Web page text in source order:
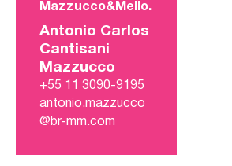
Mazzucco&Mello.
Antonio Carlos
Cantisani
Mazzucco
+55 11 3090-9195
antonio.mazzucco
@br-mm.com